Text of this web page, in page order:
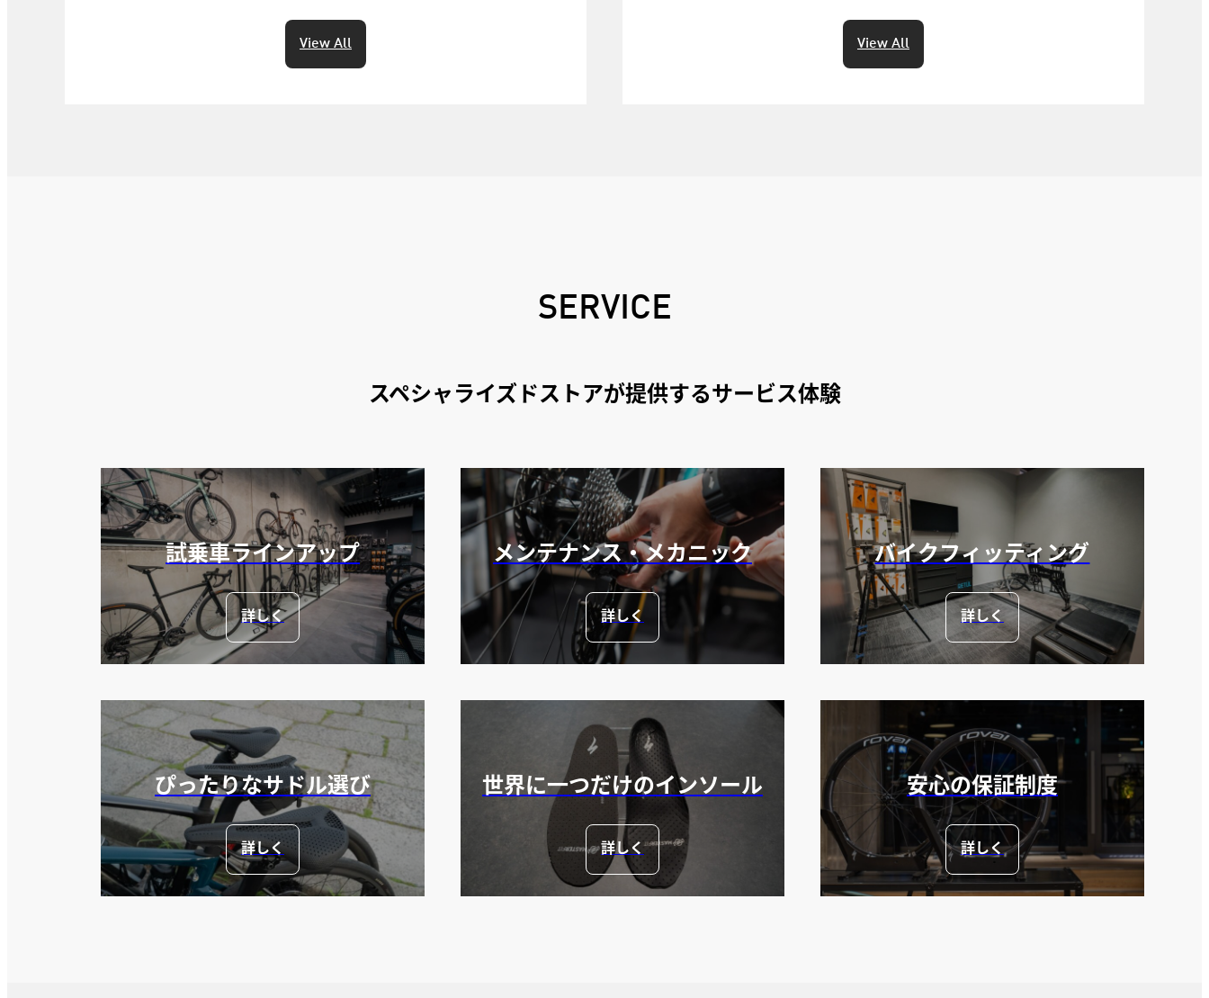
View All View All
SERVICE
スペシャライズドストアが提供するサービス体験
試乗車ラインアップ
詳しく
メンテナンス・メカニック
詳しく
バイクフィッティング
詳しく
ぴったりなサドル選び
詳しく
世界に一つだけのインソール
詳しく
安心の保証制度
詳しく